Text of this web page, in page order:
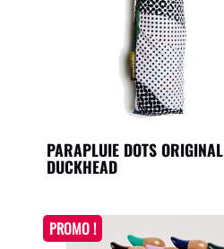
PARAPLUIE DOTS ORIGINAL
DUCKHEAD
PROMO !